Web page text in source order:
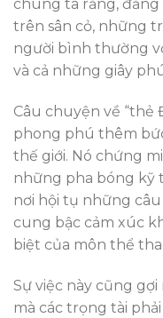
chúng ta rằng,
trên sân cỏ, những
người bình thường
và cả những giây
Câu chuyện về “thẻ
phong phú thêm
thế giới. Nó chứng
những pha bóng kỹ
nơi hội tụ những
cung bậc cảm xúc
biệt của môn thể
Sự việc này cũng
mà các trọng tài